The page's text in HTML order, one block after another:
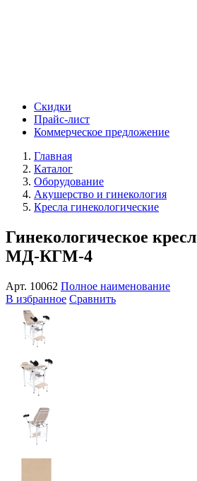
Скидки
Прайс-лист
Коммерческое предложение
Главная
Каталог
Оборудование
Акушерство и гинекология
Кресла гинекологические
Гинекологическое
МД-КГМ-4
Арт. 10062 Полное наименование
В избранное Сравнить